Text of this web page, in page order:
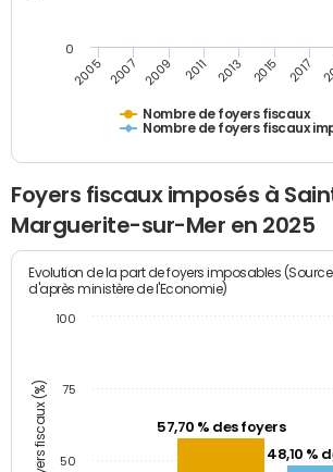
Nombre de foyers fiscaux
Nombre de foyers fiscaux
2005 2007 2009 2011 2013 2015 2017
0
Foyers fiscaux imposés à
Marguerite-sur-Mer en 2025
Evolution de la part de foyers imposables (Source
d'après ministère de l'Economie)
57,70 % des foyers
48,10 %
50
75
100